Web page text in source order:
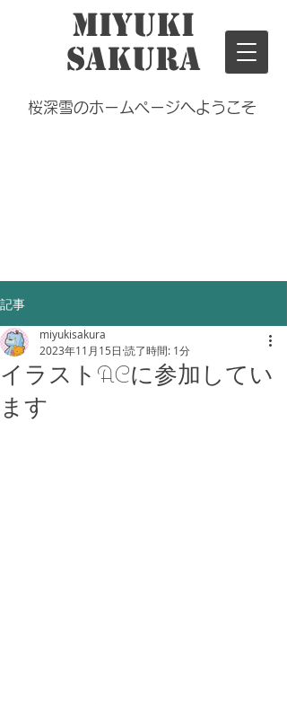
Miyuki
Sakura
桜深雪のホームページへようこそ
記事
イラストACに参加してい
ます
miyukisakura
2023年11月15日 読了時間: 1分